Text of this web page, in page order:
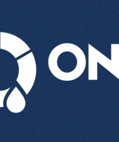
Aumenta la producción de
Bajan precios del crudo 4%
Así comienza un nuevo mes